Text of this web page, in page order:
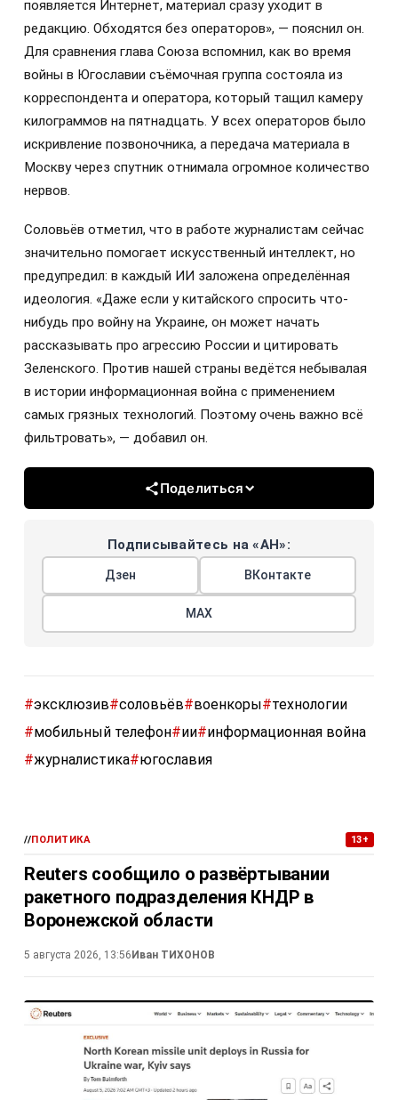
появляется Интернет, материал сразу уходит в
редакцию. Обходятся без операторов», — пояснил он.
Для сравнения глава Союза вспомнил, как во время
войны в Югославии съёмочная группа состояла из
корреспондента и оператора, который тащил камеру
килограммов на пятнадцать. У всех операторов было
искривление позвоночника, а передача материала в
Москву через спутник отнимала огромное количество
нервов.
Соловьёв отметил, что в работе журналистам сейчас
значительно помогает искусственный интеллект, но
предупредил: в каждый ИИ заложена определённая
идеология. «Даже если у китайского спросить что-
нибудь про войну на Украине, он может начать
рассказывать про агрессию России и цитировать
Зеленского. Против нашей страны ведётся небывалая
в истории информационная война с применением
самых грязных технологий. Поэтому очень важно всё
фильтровать», — добавил он.
Поделиться
Подписывайтесь на «АН»:
Дзен ВКонтакте
МАХ
#эксклюзив#соловьёв#военкоры#технологии
#мобильный телефон#ии#информационная война
#журналистика#югославия
//ПОЛИТИКА 13+
Reuters сообщило о развёртывании
ракетного подразделения КНДР в
Воронежской области
5 августа 2026, 13:56 Иван ТИХОНОВ